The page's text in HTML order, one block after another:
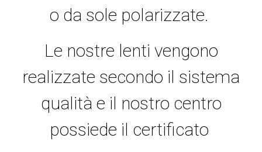
o da sole polarizzate.
Le nostre lenti vengono
realizzate secondo il sistema
qualità e il nostro centro
possiede il certificato